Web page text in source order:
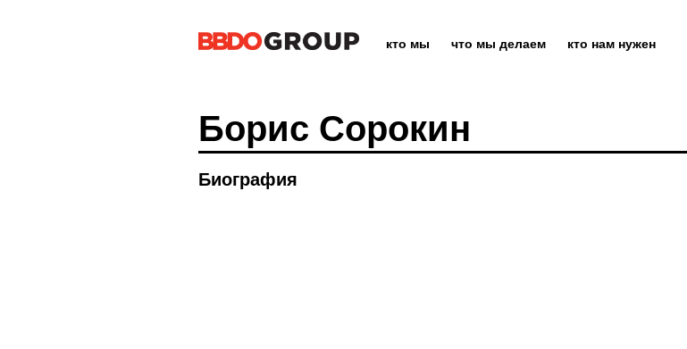
кто мы что мы делаем кто нам нужен
Борис Сорокин
Биография